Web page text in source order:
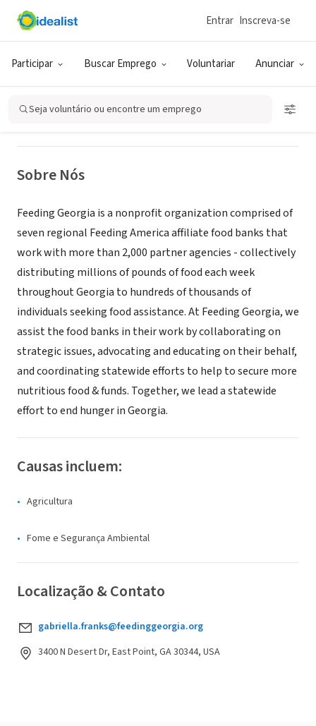
Participar Buscar Emprego Voluntariar Anunciar
Entrar Inscreva-se
Seja voluntário ou encontre um emprego
ONG (SETOR SOCIAL)
Feeding Georgia
Sobre Nós
Feeding Georgia is a nonprofit organization comprised of
seven regional Feeding America affiliate food banks that
work with more than 2,000 partner agencies - collectively
distributing millions of pounds of food each week
throughout Georgia to hundreds of thousands of
individuals seeking food assistance. At Feeding Georgia, we
assist the food banks in their work by collaborating on
strategic issues, advocating and educating on their behalf,
and coordinating statewide efforts to help to secure more
nutritious food & funds. Together, we lead a statewide
effort to end hunger in Georgia.
Causas incluem:
Agricultura
Fome e Segurança Ambiental
Localização & Contato
gabriella.franks@feedinggeorgia.org
3400 N Desert Dr, East Point, GA 30344, USA